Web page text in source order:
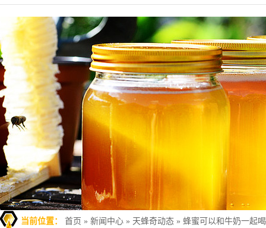
当前位置： 首页 » 新闻中心 » 天蜂奇动态 » 蜂蜜可以和牛奶一起